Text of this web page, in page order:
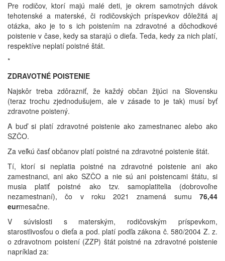
Pre rodičov, ktorí majú malé deti, je okrem samotných dávok
tehotenské a materské, či rodičovských príspevkov dôležitá aj
otázka, ako je to s ich poistením na zdravotné a dôchodkové
poistenie v čase, kedy sa starajú o dieťa. Teda, kedy za nich platí,
respektíve neplatí poistné štát.
*
ZDRAVOTNÉ POISTENIE
Najskôr treba zdôrazniť, že každý občan žijúci na Slovensku
(teraz trochu zjednodušujem, ale v zásade to je tak) musí byť
zdravotne poistený.
A buď si platí zdravotné poistenie ako zamestnanec alebo ako
SZČO.
Za veľkú časť občanov platí poistné na zdravotné poistenie štát.
Tí, ktorí si neplatia poistné na zdravotné poistenie ani ako
zamestnanci, ani ako SZČO a nie sú ani poistencami štátu, si
musia platiť poistné ako tzv. samoplatitelia (dobrovoľne
nezamestnaní), čo v roku 2021 znamená sumu 76,44
eurmesačne.
V súvislosti s materským, rodičovským príspevkom,
starostlivosťou o dieťa a pod. platí podľa zákona č. 580/2004 Z. z.
o zdravotnom poistení (ZZP) štát poistné na zdravotné poistenie
napríklad za: